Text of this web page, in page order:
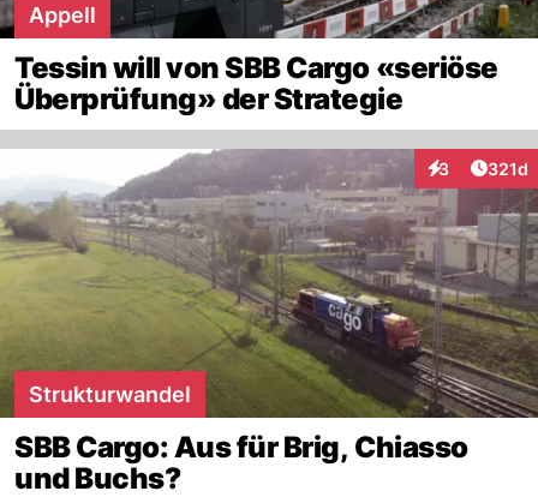
Appell
Tessin will von SBB Cargo «seriöse
Überprüfung» der Strategie
3
Interaktionen
321d
Strukturwandel
SBB Cargo: Aus für Brig, Chiasso
und Buchs?